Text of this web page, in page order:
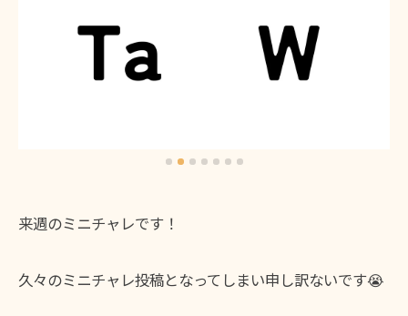
来週のミニチャレです！
久々のミニチャレ投稿となってしまい申し訳ないです😭